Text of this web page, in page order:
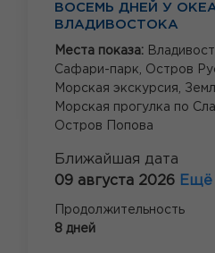
ВОСЕМЬ ДНЕЙ У
ВЛАДИВОСТОКА
Места показа:
Сафари-парк, Остров
Морская экскурсия,
Морская прогулка по
Остров Попова
Ближайшая дата
09 августа 2026 Ещё
Продолжительность
8 дней